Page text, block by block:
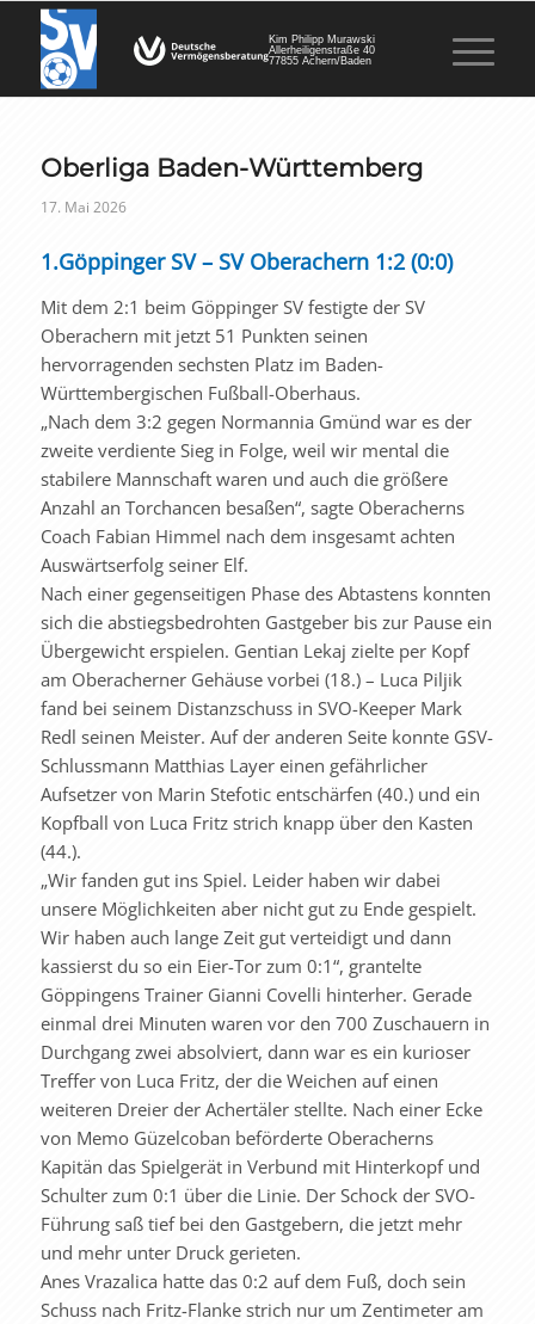
Kim Philipp Murawski
Allerheiligenstraße 40
77855 Achern/Baden
Oberliga Baden-Württemberg
17. Mai 2026
1.Göppinger SV – SV Oberachern 1:2 (0:0)
Mit dem 2:1 beim Göppinger SV festigte der SV
Oberachern mit jetzt 51 Punkten seinen
hervorragenden sechsten Platz im Baden-
Württembergischen Fußball-Oberhaus.
„Nach dem 3:2 gegen Normannia Gmünd war es der
zweite verdiente Sieg in Folge, weil wir mental die
stabilere Mannschaft waren und auch die größere
Anzahl an Torchancen besaßen“, sagte Oberacherns
Coach Fabian Himmel nach dem insgesamt achten
Auswärtserfolg seiner Elf.
Nach einer gegenseitigen Phase des Abtastens konnten
sich die abstiegsbedrohten Gastgeber bis zur Pause ein
Übergewicht erspielen. Gentian Lekaj zielte per Kopf
am Oberacherner Gehäuse vorbei (18.) – Luca Piljik
fand bei seinem Distanzschuss in SVO-Keeper Mark
Redl seinen Meister. Auf der anderen Seite konnte GSV-
Schlussmann Matthias Layer einen gefährlicher
Aufsetzer von Marin Stefotic entschärfen (40.) und ein
Kopfball von Luca Fritz strich knapp über den Kasten
(44.).
„Wir fanden gut ins Spiel. Leider haben wir dabei
unsere Möglichkeiten aber nicht gut zu Ende gespielt.
Wir haben auch lange Zeit gut verteidigt und dann
kassierst du so ein Eier-Tor zum 0:1“, grantelte
Göppingens Trainer Gianni Covelli hinterher. Gerade
einmal drei Minuten waren vor den 700 Zuschauern in
Durchgang zwei absolviert, dann war es ein kurioser
Treffer von Luca Fritz, der die Weichen auf einen
weiteren Dreier der Achertäler stellte. Nach einer Ecke
von Memo Güzelcoban beförderte Oberacherns
Kapitän das Spielgerät in Verbund mit Hinterkopf und
Schulter zum 0:1 über die Linie. Der Schock der SVO-
Führung saß tief bei den Gastgebern, die jetzt mehr
und mehr unter Druck gerieten.
Anes Vrazalica hatte das 0:2 auf dem Fuß, doch sein
Schuss nach Fritz-Flanke strich nur um Zentimeter am